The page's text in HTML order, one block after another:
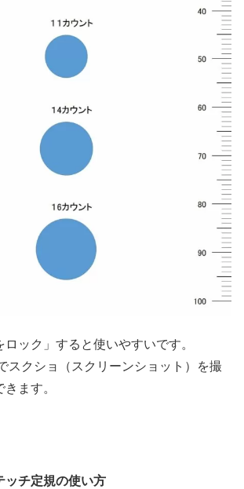
ック」すると使いやすいです。
スクショ（スクリーンショット）を撮
ます。
ッチ定規の使い方